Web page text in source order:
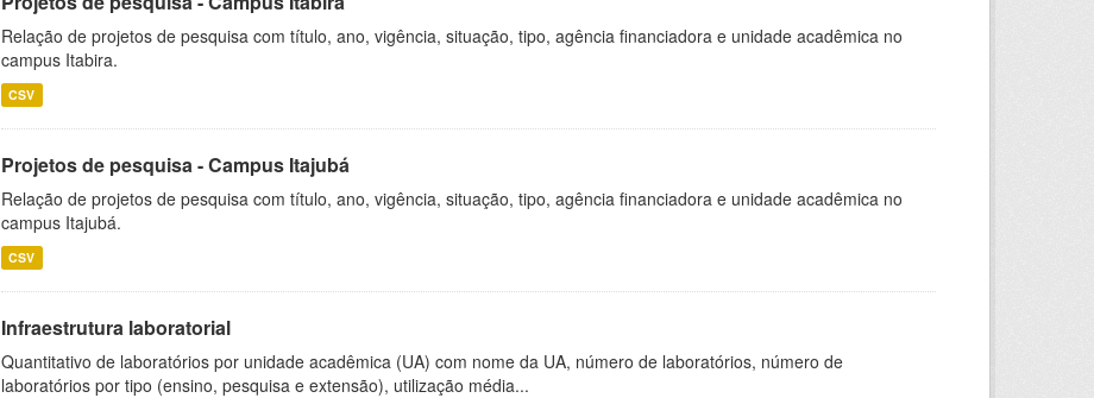
Relação de projetos de pesquisa com título, ano, vigência, situação, tipo, agência financiadora e unidade acadêmica no
campus Itabira.
CSV
Projetos de pesquisa - Campus Itajubá
Relação de projetos de pesquisa com título, ano, vigência, situação, tipo, agência financiadora e unidade acadêmica no
campus Itajubá.
CSV
Infraestrutura laboratorial
Quantitativo de laboratórios por unidade acadêmica (UA) com nome da UA, número de laboratórios, número de
laboratórios por tipo (ensino, pesquisa e extensão), utilização média...